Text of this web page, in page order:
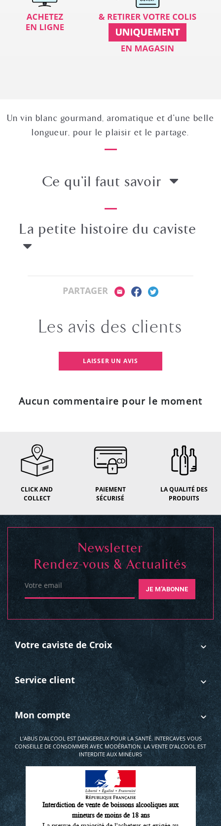
Un vin blanc gourmand, aromatique et d'une belle
longueur, pour le plaisir et le partage.
Ce qu’il faut savoir
La petite histoiredu caviste
PARTAGER
Les avis des clients
LAISSER UN AVIS
Aucun commentaire pour le moment
CLICK AND
COLLECT
PAIEMENT
SÉCURISÉ
LA QUALITÉ DES
PRODUITS
Votre caviste de Croix
Service client
Mon compte
Newsletter
Rendez-vous & Actualités
Votre email JE M'ABONNE
L’ABUS D'ALCOOL EST DANGEREUX POUR LA SANTÉ. INTERCAVES VOUS
CONSEILLE DE CONSOMMER AVEC MODÉRATION. LA VENTE D'ALCOOL EST
INTERDITE AUX MINEURS
Interdiction de vente de boissons alcooliques aux
mineurs de moins de 18 ans